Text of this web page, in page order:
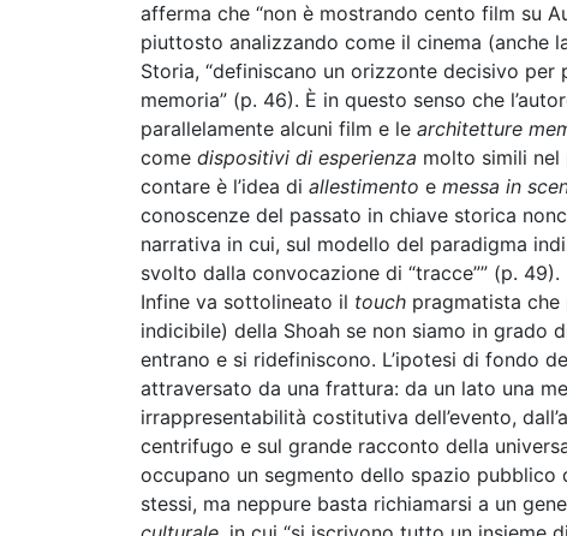
afferma che “non è mostrando cento film su
piuttosto analizzando come il cinema (anche
Storia, “definiscano un orizzonte decisivo
memoria” (p. 46). È in questo senso che
parallelamente alcuni film e le architetture
come dispositivi di esperienza molto simili nel
contare è l’idea di allestimento e messa in
conoscenze del passato in chiave storica
narrativa in cui, sul modello del paradigma
svolto dalla convocazione di “tracce”” (p. 49).
Infine va sottolineato il touch pragmatista che
indicibile) della Shoah se non siamo in grado
entrano e si ridefiniscono. L’ipotesi di fondo
attraversato da una frattura: da un lato una
irrappresentabilità costitutiva dell’evento,
centrifugo e sul grande racconto della
occupano un segmento dello spazio pubblico
stessi, ma neppure basta richiamarsi a un